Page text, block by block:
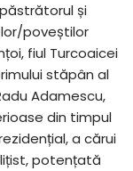
și
poveștilor
fiul Turcoaicei
stăpân al
Adamescu,
din timpul
a cărui
potențată